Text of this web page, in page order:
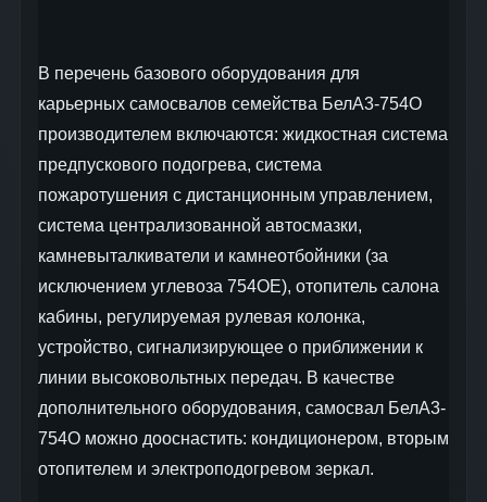
В перечень базового оборудования для
карьерных самосвалов семейства БелА3-754О
производителем включаются: жидкостная система
предпускового подогрева, система
пожаротушения с дистанционным управлением,
система централизованной автосмазки,
камневыталкиватели и камнеотбойники (за
исключением углевоза 754ОЕ), отопитель салона
кабины, регулируемая рулевая колонка,
устройство, сигнализирующее о приближении к
линии высоковольтных передач. В качестве
дополнительного оборудования, самосвал БелА3-
754О можно дооснастить: кондиционером, вторым
отопителем и электроподогревом зеркал.